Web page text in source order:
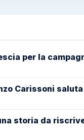
per la
Carissoni
storia da